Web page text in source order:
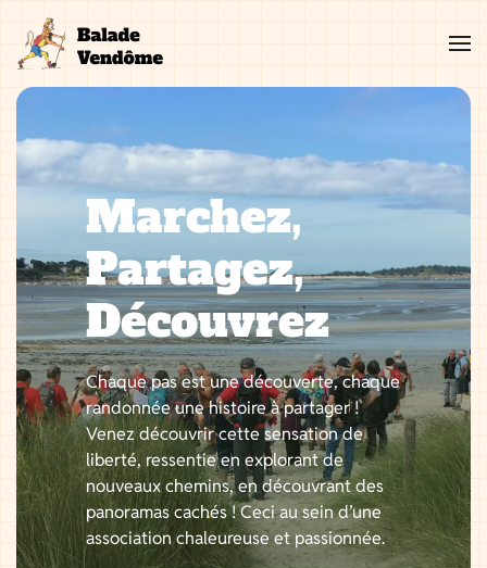
contenu
Marchez,
Partagez,
Découvrez
Chaque pas est une découverte, chaque
randonnée une histoire à partager !
Venez découvrir cette sensation de
liberté, ressentie en explorant de
nouveaux chemins, en découvrant des
panoramas cachés ! Ceci au sein d’une
association chaleureuse et passionnée.